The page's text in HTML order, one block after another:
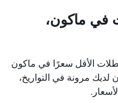
في ماكون،
الأقل سعرًا في ماكون
لديك مرونة في التواريخ،